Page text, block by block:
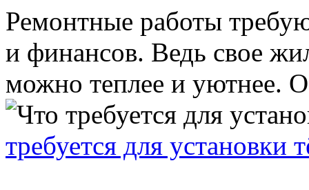
Ремонтные работы
и финансов. Ведь свое
можно теплее и уютнее.
требуется для установки